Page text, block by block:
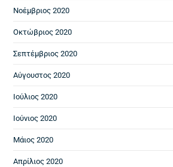
Νοέμβριος 2020
Οκτώβριος 2020
Σεπτέμβριος 2020
Αύγουστος 2020
Ιούλιος 2020
Ιούνιος 2020
Μάιος 2020
Απρίλιος 2020